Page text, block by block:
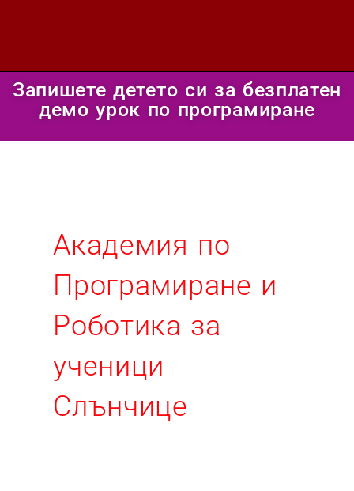
Запишете детето си за безплатен
демо урок по програмиране
Академия по
Програмиране и
Роботика за
ученици
Слънчице